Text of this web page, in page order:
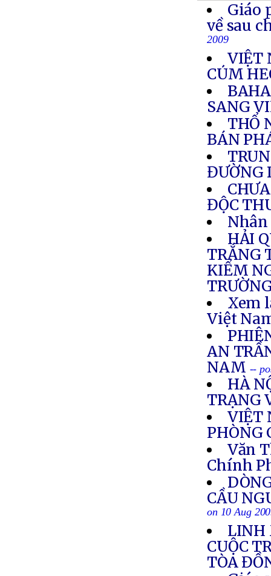
Giáo
về sau
2009
VIỆT
CÚM
SANG
THỔ
BÁN
ĐƯỜNG
ĐỘC
Nhân
HẢI
TRẮNG
KIỂM
Xem
Việt
AN
NAM --
HÀ
TRẠNG
VIỆT
PHÒNG
Văn
Chính
CẦU
on 10 Aug
LINH
CUỘC
TÒA